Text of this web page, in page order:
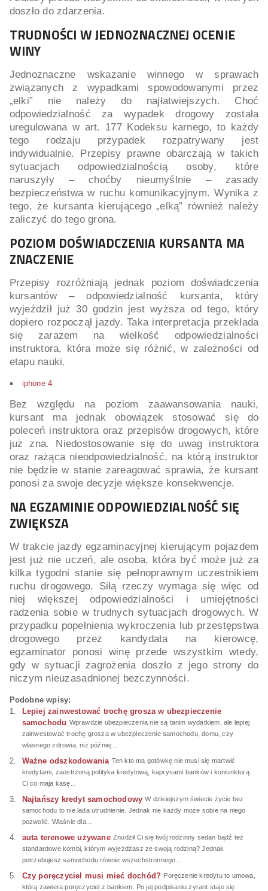
doszło do zdarzenia.
TRUDNOŚCI W JEDNOZNACZNEJ OCENIE
WINY
Jednoznaczne wskazanie winnego w sprawach
związanych z wypadkami spowodowanymi przez
„elki” nie należy do najłatwiejszych. Choć
odpowiedzialność za wypadek drogowy została
uregulowana w art. 177 Kodeksu karnego, to każdy
tego rodzaju przypadek rozpatrywany jest
indywidualnie. Przepisy prawne obarczają w takich
sytuacjach odpowiedzialnością osoby, które
naruszyły – choćby nieumyślnie – zasady
bezpieczeństwa w ruchu komunikacyjnym. Wynika z
tego, że kursanta kierującego „elką” również należy
zaliczyć do tego grona.
POZIOM DOŚWIADCZENIA KURSANTA MA
ZNACZENIE
Przepisy rozróżniają jednak poziom doświadczenia
kursantów – odpowiedzialność kursanta, który
wyjeździł już 30 godzin jest wyższa od tego, który
dopiero rozpoczął jazdy. Taka interpretacja przekłada
się zarazem na wielkość odpowiedzialności
instruktora, która może się różnić, w zależności od
etapu nauki.
iphone 4
Bez względu na poziom zaawansowania nauki,
kursant ma jednak obowiązek stosować się do
poleceń instruktora oraz przepisów drogowych, które
już zna. Niedostosowanie się do uwag instruktora
oraz rażąca nieodpowiedzialność, na którą instruktor
nie będzie w stanie zareagować sprawia, że kursant
ponosi za swoje decyzje większe konsekwencje.
NA EGZAMINIE ODPOWIEDZIALNOŚĆ SIĘ
ZWIĘKSZA
W trakcie jazdy egzaminacyjnej kierującym pojazdem
jest już nie uczeń, ale osoba, która być może już za
kilka tygodni stanie się pełnoprawnym uczestnikiem
ruchu drogowego. Siłą rzeczy wymaga się więc od
niej większej odpowiedzialności i umiejętności
radzenia sobie w trudnych sytuacjach drogowych. W
przypadku popełnienia wykroczenia lub przestępstwa
drogowego przez kandydata na kierowcę,
egzaminator ponosi winę przede wszystkim wtedy,
gdy w sytuacji zagrożenia doszło z jego strony do
niczym nieuzasadnionej bezczynności.
Podobne wpisy:
Lepiej zainwestować trochę grosza w ubezpieczenie
samochodu Wprawdzie ubezpieczenia nie są tanim wydatkiem, ale lepiej
zainwestować trochę grosza w ubezpieczenie samochodu, domu, czy
własnego zdrowia, niż później...
Ważne odszkodowania Ten kto ma gotówkę nie musi się martwić
kredytami, zaostrzoną polityka kredytową, kaprysami banków i koniunkturą.
Ci co maja kasę...
Najtańszy kredyt samochodowy W dzisiejszym świecie życie bez
samochodu to nie lada utrudnienie. Jednak nie każdy może sobie na niego
pozwolić. Właśnie dla...
auta terenowe używane Znudził Ci się twój rodzinny sedan bądź też
standardowe kombi, którym wyjeżdżasz ze swoją rodziną? Jednak
potrzebujesz samochodu równie wszechstronnego...
Czy poręczyciel musi mieć dochód? Poręczenie kredytu to umowa,
którą zawiera poręczyciel z bankiem. Po jej podpisaniu żyrant staje się